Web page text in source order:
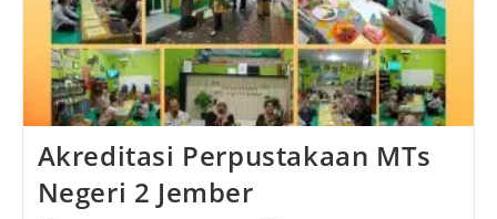
Akreditasi Perpustakaan MTs
Negeri 2 Jember